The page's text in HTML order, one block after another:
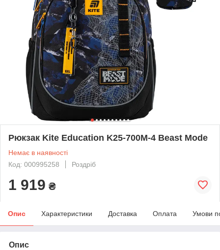
Рюкзак Kite Education K25-700M-4 Beast Mode
Немає в наявності
Код: 000995258
Роздріб
1 919 ₴
Опис Характеристики Доставка Оплата Умови
Опис